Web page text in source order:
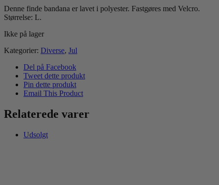
Denne finde bandana er lavet i polyester. Fastgøres med Velcro.
Størrelse: L.
Ikke på lager
Kategorier: Diverse, Jul
Del på Facebook
Tweet dette produkt
Pin dette produkt
Email This Product
Relaterede varer
Udsolgt